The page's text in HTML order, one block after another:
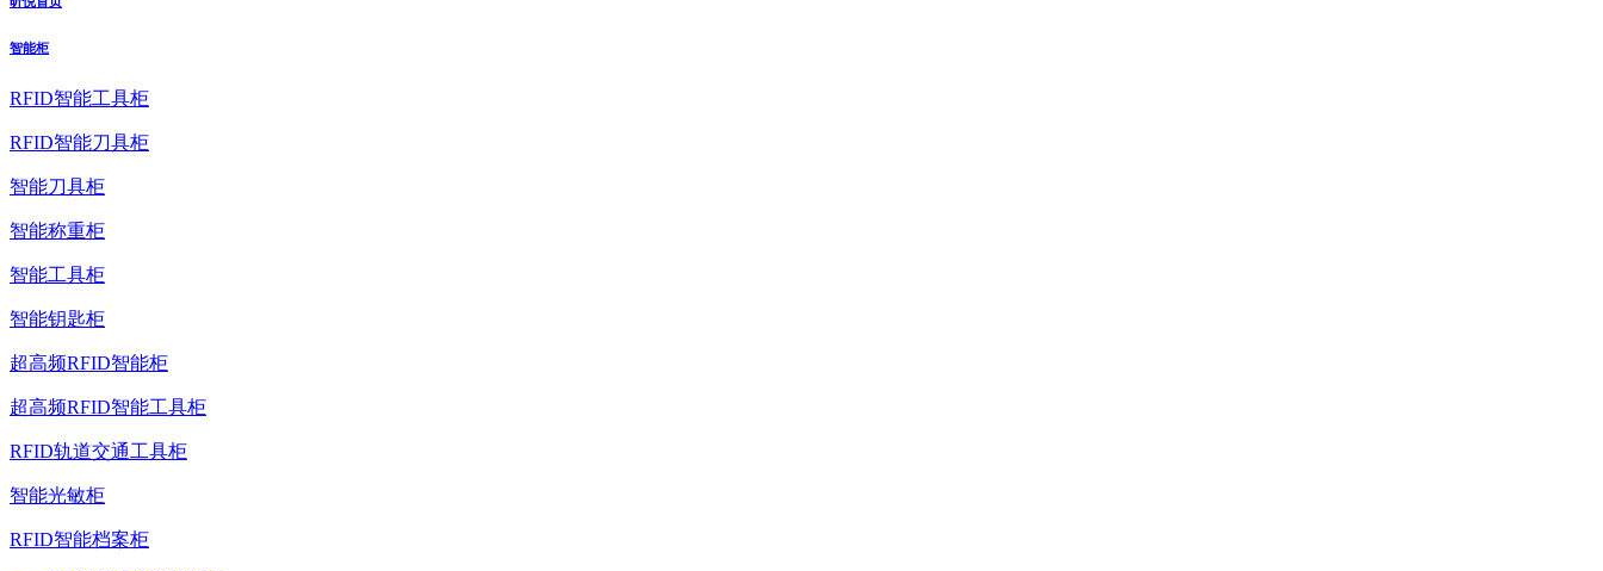
智能柜
RFID智能工具柜
RFID智能刀具柜
智能刀具柜
智能称重柜
智能工具柜
智能钥匙柜
超高频RFID智能柜
超高频RFID智能工具柜
RFID轨道交通工具柜
智能光敏柜
RFID智能档案柜